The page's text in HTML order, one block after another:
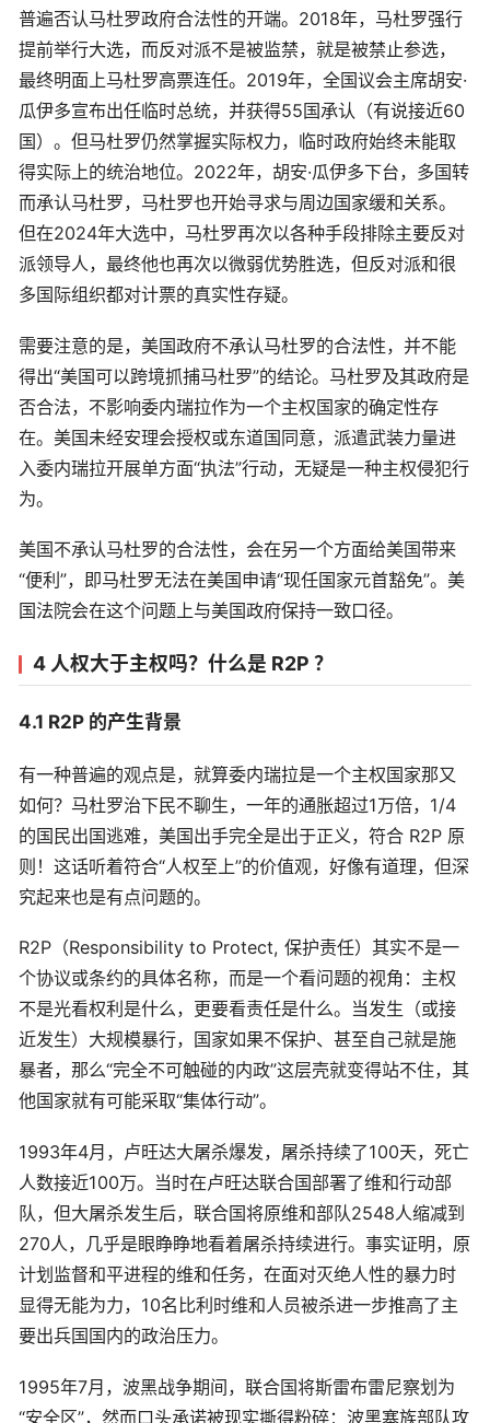
普遍否认马杜罗政府合法性的开端。2018年，马杜罗强行
提前举行大选，而反对派不是被监禁，就是被禁止参选，
最终明面上马杜罗高票连任。2019年，全国议会主席胡安·
瓜伊多宣布出任临时总统，并获得55国承认（有说接近60
国）。但马杜罗仍然掌握实际权力，临时政府始终未能取
得实际上的统治地位。2022年，胡安·瓜伊多下台，多国转
而承认马杜罗，马杜罗也开始寻求与周边国家缓和关系。
但在2024年大选中，马杜罗再次以各种手段排除主要反对
派领导人，最终他也再次以微弱优势胜选，但反对派和很
多国际组织都对计票的真实性存疑。
需要注意的是，美国政府不承认马杜罗的合法性，并不能
得出“美国可以跨境抓捕马杜罗”的结论。马杜罗及其政府是
否合法，不影响委内瑞拉作为一个主权国家的确定性存
在。美国未经安理会授权或东道国同意，派遣武装力量进
入委内瑞拉开展单方面“执法”行动，无疑是一种主权侵犯行
为。
美国不承认马杜罗的合法性，会在另一个方面给美国带来
“便利”，即马杜罗无法在美国申请“现任国家元首豁免”。美
国法院会在这个问题上与美国政府保持一致口径。
4 人权大于主权吗？什么是 R2P ？
4.1 R2P 的产生背景
有一种普遍的观点是，就算委内瑞拉是一个主权国家那又
如何？马杜罗治下民不聊生，一年的通胀超过1万倍，1/4
的国民出国逃难，美国出手完全是出于正义，符合 R2P 原
则！这话听着符合“人权至上”的价值观，好像有道理，但深
究起来也是有点问题的。
R2P（Responsibility to Protect, 保护责任）其实不是一
个协议或条约的具体名称，而是一个看问题的视角：主权
不是光看权利是什么，更要看责任是什么。当发生（或接
近发生）大规模暴行，国家如果不保护、甚至自己就是施
暴者，那么“完全不可触碰的内政”这层壳就变得站不住，其
他国家就有可能采取“集体行动”。
1993年4月，卢旺达大屠杀爆发，屠杀持续了100天，死亡
人数接近100万。当时在卢旺达联合国部署了维和行动部
队，但大屠杀发生后，联合国将原维和部队2548人缩减到
270人，几乎是眼睁睁地看着屠杀持续进行。事实证明，原
计划监督和平进程的维和任务，在面对灭绝人性的暴力时
显得无能为力，10名比利时维和人员被杀进一步推高了主
要出兵国国内的政治压力。
1995年7月，波黑战争期间，联合国将斯雷布雷尼察划为
“安全区”，然而口头承诺被现实撕得粉碎：波黑塞族部队攻